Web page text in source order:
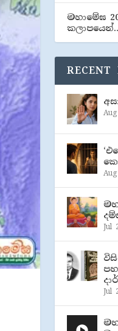
මහාමේඝ
RECENT
Jul
Jul